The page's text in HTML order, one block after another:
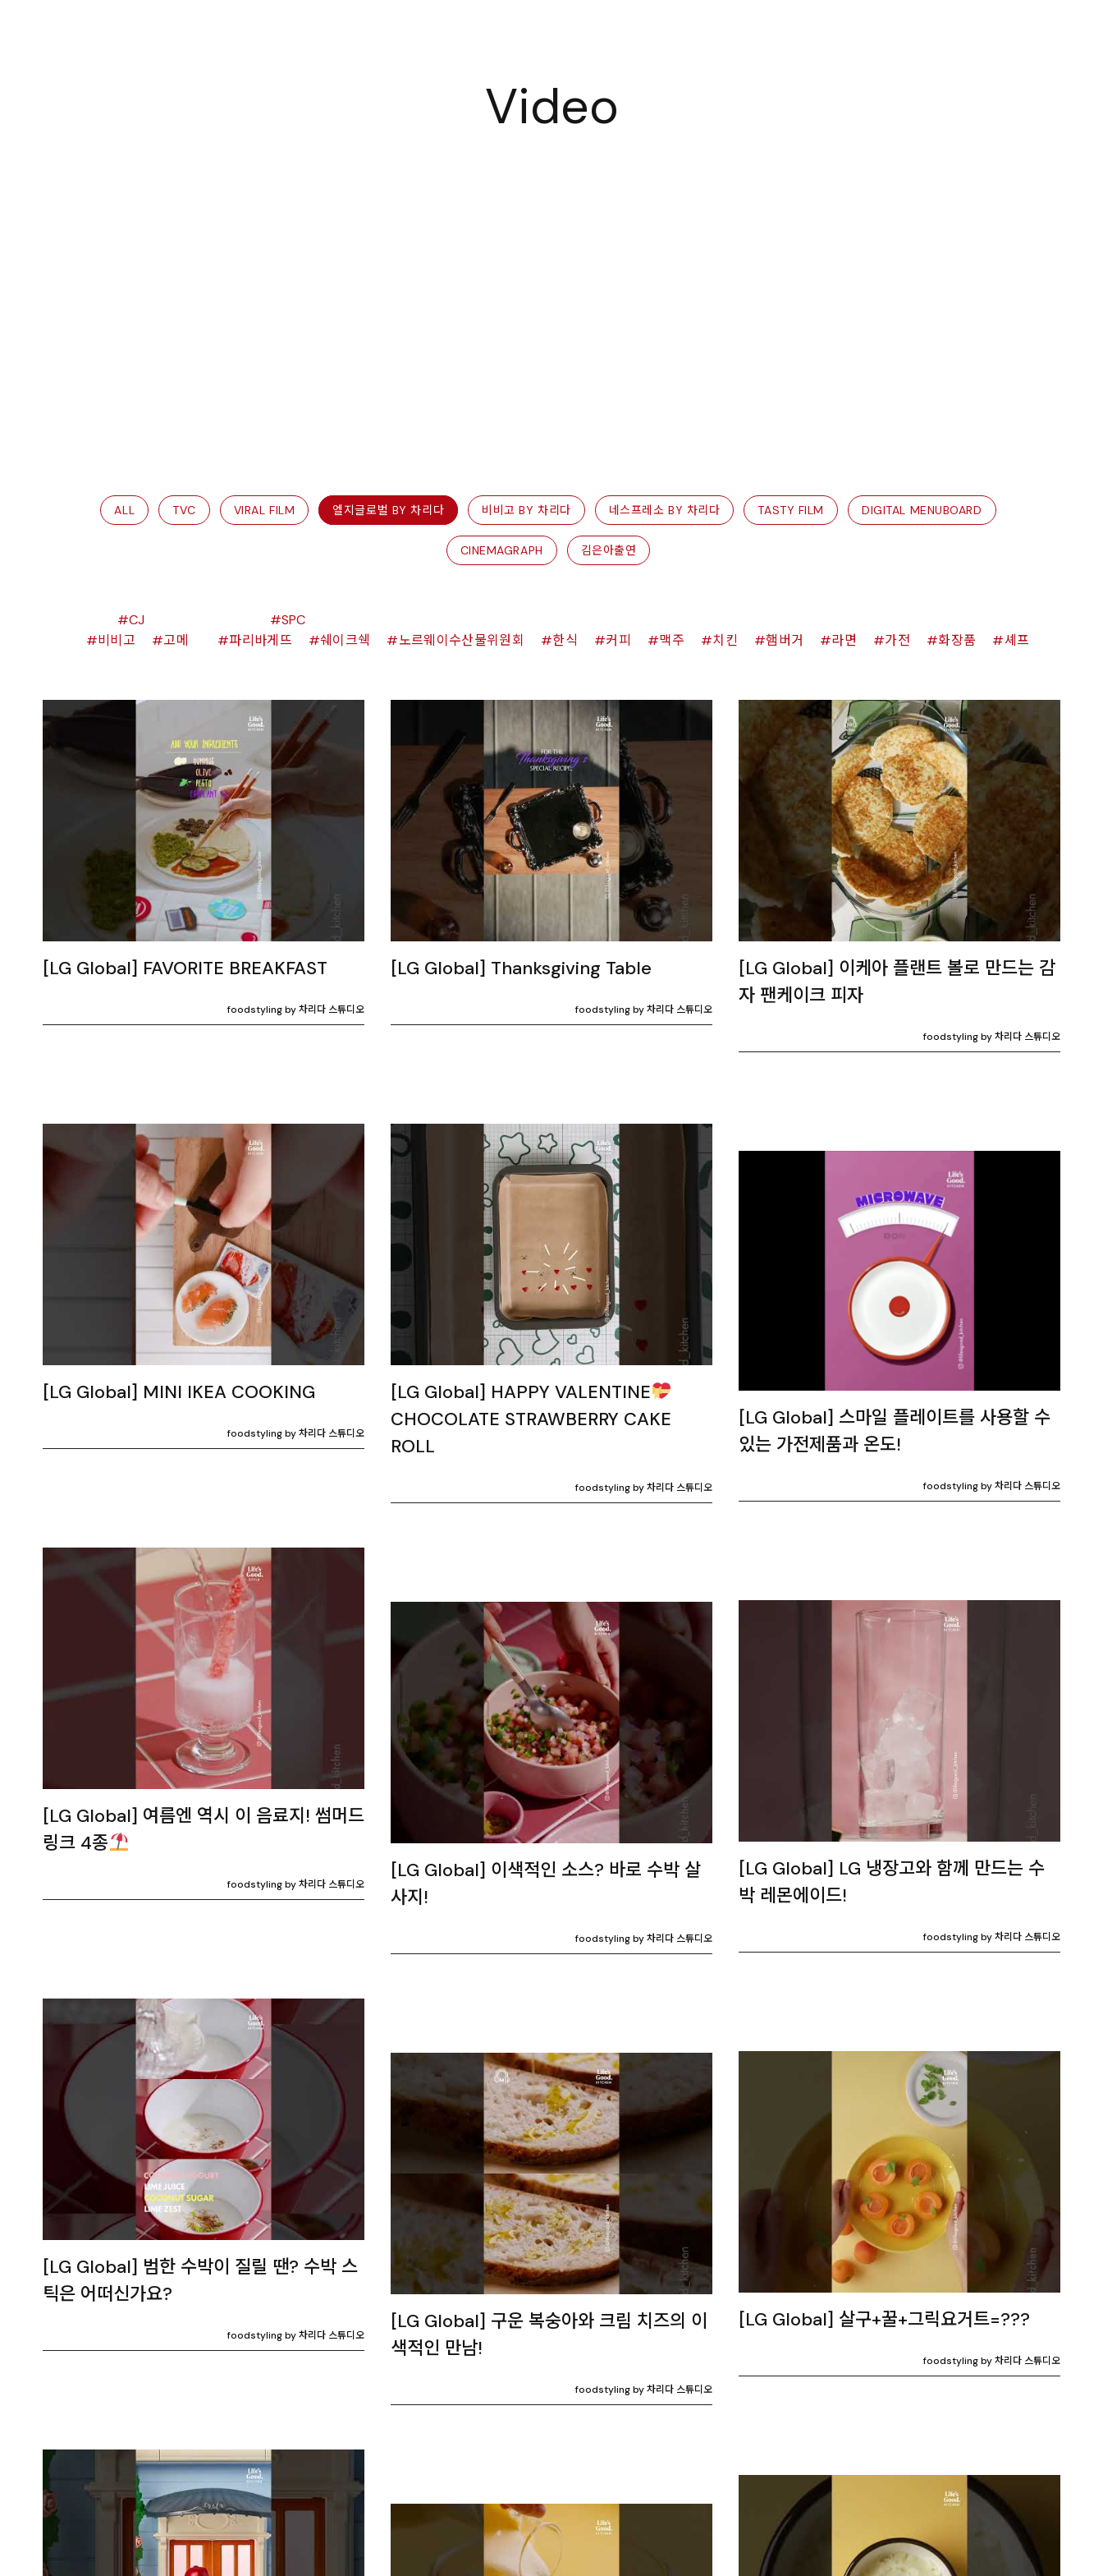
ALL TVC VIRAL FILM 엘지글로벌 BY 차리다 비비고 BY 차리다 네스프레소 BY 차리다 TASTY FILM DIGITAL MENUBOARD
CINEMAGRAPH 김은아출연
CJ
비비고
고메
SPC
파리바게뜨
쉐이크쉑 노르웨이수산물위원회 한식 커피 맥주 치킨 햄버거 라면 가전 화장품 셰프
[LG Global] FAVORITE BREAKFAST
foodstyling by 차리다 스튜디오
[LG Global] Thanksgiving Table
foodstyling by 차리다 스튜디오
[LG Global] 이케아 플랜트 볼로 만드는 감
자 팬케이크 피자
foodstyling by 차리다 스튜디오
[LG Global] MINI IKEA COOKING
foodstyling by 차리다 스튜디오
[LG Global] HAPPY VALENTINE
CHOCOLATE STRAWBERRY CAKE
ROLL
foodstyling by 차리다 스튜디오
[LG Global] 스마일 플레이트를 사용할 수
있는 가전제품과 온도!
foodstyling by 차리다 스튜디오
[LG Global] 여름엔 역시 이 음료지! 썸머드
링크 4종
foodstyling by 차리다 스튜디오
[LG Global] LG 냉장고와 함께 만드는 수
박 레몬에이드!
foodstyling by 차리다 스튜디오
[LG Global] 이색적인 소스? 바로 수박 살
사지!
foodstyling by 차리다 스튜디오
[LG Global] 범한 수박이 질릴 땐? 수박 스
틱은 어떠신가요?
foodstyling by 차리다 스튜디오
[LG Global] 살구+꿀+그릭요거트=???
foodstyling by 차리다 스튜디오
[LG Global] 구운 복숭아와 크림 치즈의 이
색적인 만남!
foodstyling by 차리다 스튜디오